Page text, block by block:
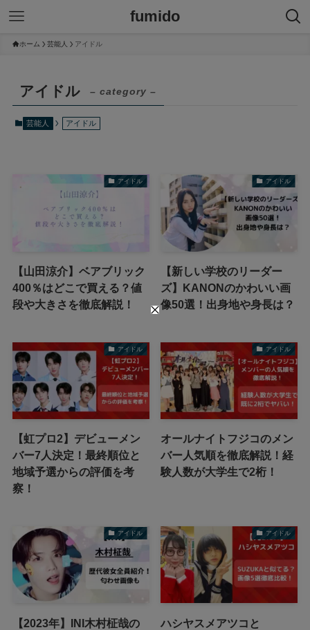
fumido
ホーム 芸能人 アイドル
アイドル – category –
芸能人 アイドル
アイドル
【山田涼介】ベアブリック
400％はどこで買える？値
段や大きさを徹底解説！
アイドル
【新しい学校のリーダー
ズ】KANONのかわいい画
像50選！出身地や身長は？
アイドル
【虹プロ2】デビューメン
バー7人決定！最終順位と
地域予選からの評価を考
察！
アイドル
オールナイトフジコのメン
バー人気順を徹底解説！経
験人数が大学生で2桁！
アイドル
【2023年】INI木村柾哉の
アイドル
ハシヤスメアツコと